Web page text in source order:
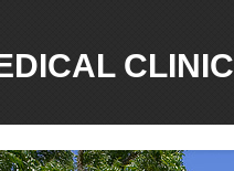
CLINIC